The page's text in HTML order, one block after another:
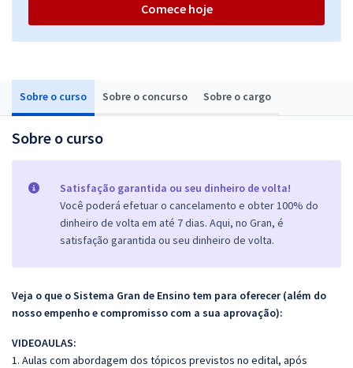
Sobre o curso Sobre o concurso Sobre o cargo
Sobre o curso
Satisfação garantida ou seu dinheiro de volta!
Você poderá efetuar o cancelamento e obter 100% do
dinheiro de volta em até 7 dias. Aqui, no Gran, é
satisfação garantida ou seu dinheiro de volta.
Veja o que o Sistema Gran de Ensino tem para oferecer (além do
nosso empenho e compromisso com a sua aprovação):
VIDEOAULAS:
1. Aulas com abordagem dos tópicos previstos no edital, após
Comece hoje